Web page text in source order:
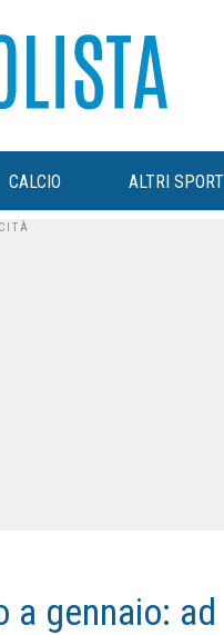
CALCIO ALTRI SPORT
a gennaio: ad